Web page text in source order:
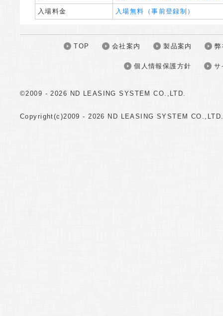
入場料金 入場無料（事前登録制）
TOP 会社案内 製品案内
個人情報保護方針 サ
©2009 -2026 ND LEASING SYSTEM CO.,LTD.
Copyright(c)2009 -2026 ND LEASING SYSTEM